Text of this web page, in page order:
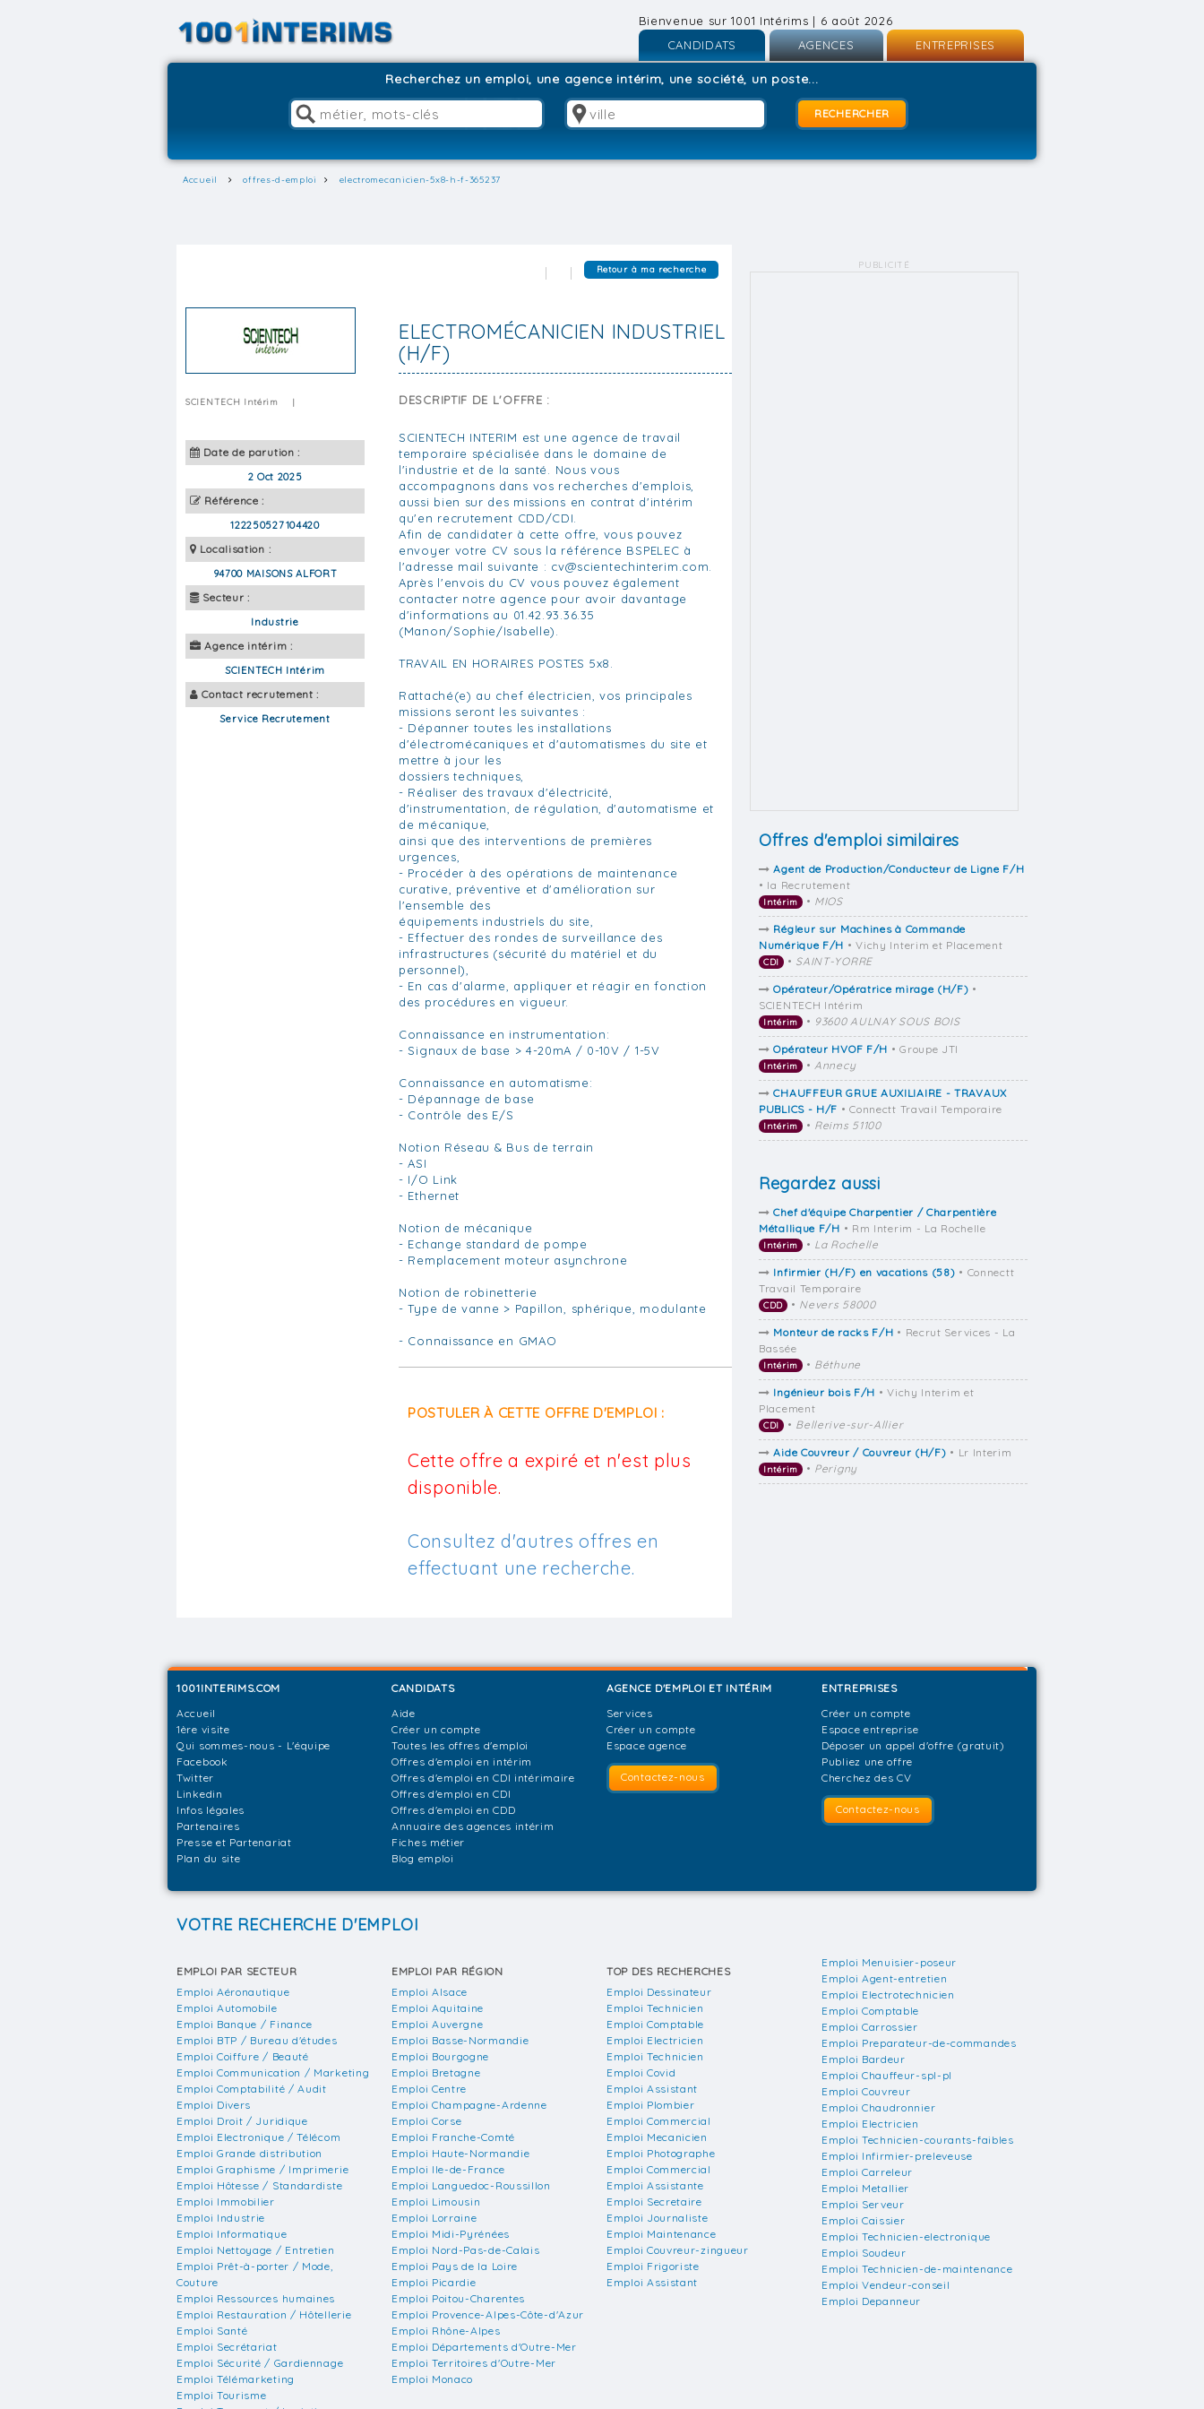
Bienvenue sur 1001 Intérims | 6 août 2026
CANDIDATS
Inscription
AGENCES
Inscription
Connexion
ENTREPRISES
Recherchez un emploi, une agence intérim, une société, un poste...
Accueil offres-d-emploi electromecanicien-5x8-h-f-365237
Retour à ma recherche
ELECTROMÉCANICIEN INDUSTRIEL
(H/F)
SCIENTECH Intérim |
Date de parution :
2 Oct 2025
Référence :
122250527104420
Localisation :
94700 MAISONS ALFORT
Secteur :
Industrie
Agence intérim :
SCIENTECH Intérim
Contact recrutement :
Service Recrutement
DESCRIPTIF DE L'OFFRE :
SCIENTECH INTERIM est une agence de travail
temporaire spécialisée dans le domaine de
l'industrie et de la santé. Nous vous
accompagnons dans vos recherches d'emplois,
aussi bien sur des missions en contrat d'intérim
qu'en recrutement CDD/CDI.
Afin de candidater à cette offre, vous pouvez
envoyer votre CV sous la référence BSPELEC à
l'adresse mail suivante : cv@scientechinterim.com
Après l'envois du CV vous pouvez également
contacter notre agence pour avoir davantage
d'informations au 01.42.93.36.35
(Manon/Sophie/Isabelle).
TRAVAIL EN HORAIRES POSTES 5x8.
Rattaché(e) au chef électricien, vos principales
missions seront les suivantes :
- Dépanner toutes les installations
d'électromécaniques et d'automatismes du site et
mettre à jour les
dossiers techniques,
- Réaliser des travaux d'électricité,
d'instrumentation, de régulation, d'automatisme et
de mécanique,
ainsi que des interventions de premières
urgences,
- Procéder à des opérations de maintenance
curative, préventive et d'amélioration sur
l'ensemble des
équipements industriels du site,
- Effectuer des rondes de surveillance des
infrastructures (sécurité du matériel et du
personnel),
- En cas d'alarme, appliquer et réagir en fonction
des procédures en vigueur.
Connaissance en instrumentation:
- Signaux de base > 4-20mA / 0-10V / 1-5V
Connaissance en automatisme:
- Dépannage de base
- Contrôle des E/S
Notion Réseau & Bus de terrain
- ASI
- I/O Link
- Ethernet
Notion de mécanique
- Echange standard de pompe
- Remplacement moteur asynchrone
Notion de robinetterie
- Type de vanne > Papillon, sphérique, modulante
- Connaissance en GMAO
POSTULER À CETTE OFFRE D'EMPLOI :
Cette offre a expiré et n'est plus
disponible.
Consultez d'autres offres en
effectuant une recherche.
PUBLICITÉ
Offres d'emploi similaires
Agent de Production/Conducteur de Ligne F/H
• Ia Recrutement
Intérim • MIOS
Régleur sur Machines à Commande
Numérique F/H • Vichy Interim et Placement
CDI • SAINT-YORRE
Opérateur/Opératrice mirage (H/F) •
SCIENTECH Intérim
Intérim • 93600 AULNAY SOUS BOIS
Opérateur HVOF F/H • Groupe JTI
Intérim •Annecy
CHAUFFEUR GRUE AUXILIAIRE - TRAVAUX
PUBLICS - H/F • Connectt Travail Temporaire
Intérim • Reims 51100
Regardez aussi
Chef d'équipe Charpentier / Charpentière
Métallique F/H • Rm Interim - La Rochelle
Intérim • La Rochelle
Infirmier (H/F) en vacations (58) • Connectt
Travail Temporaire
CDD • Nevers 58000
Monteur de racks F/H • Recrut Services - La
Bassée
Intérim • Béthune
Ingénieur bois F/H • Vichy Interim et
Placement
CDI • Bellerive-sur-Allier
Aide Couvreur / Couvreur (H/F) • Lr Interim
Intérim • Perigny
1001INTERIMS.COM
Accueil
1ère visite
Qui sommes-nous - L'équipe
Facebook
Twitter
Linkedin
Infos légales
Partenaires
Presse et Partenariat
Plan du site
CANDIDATS
Aide
Créer un compte
Toutes les offres d'emploi
Offres d'emploi en intérim
Offres d'emploi en CDI intérimaire
Offres d'emploi en CDI
Offres d'emploi en CDD
Annuaire des agences intérim
Fiches métier
Blog emploi
AGENCE D'EMPLOI ET INTÉRIM
Services
Créer un compte
Espace agence
Contactez-nous
ENTREPRISES
Créer un compte
Espace entreprise
Déposer un appel d'offre (gratuit)
Publiez une offre
Cherchez des CV
Contactez-nous
VOTRE RECHERCHE D'EMPLOI
EMPLOI PAR SECTEUR
Emploi Aéronautique
Emploi Automobile
Emploi Banque / Finance
Emploi BTP / Bureau d'études
Emploi Coiffure / Beauté
Emploi Communication / Marketing
Emploi Comptabilité / Audit
Emploi Divers
Emploi Droit / Juridique
Emploi Electronique / Télécom
Emploi Grande distribution
Emploi Graphisme / Imprimerie
Emploi Hôtesse / Standardiste
Emploi Immobilier
Emploi Industrie
Emploi Informatique
Emploi Nettoyage / Entretien
Emploi Prêt-à-porter / Mode,
Couture
Emploi Ressources humaines
Emploi Restauration / Hôtellerie
Emploi Santé
Emploi Secrétariat
Emploi Sécurité / Gardiennage
Emploi Télémarketing
Emploi Tourisme
EMPLOI PAR RÉGION
Emploi Alsace
Emploi Aquitaine
Emploi Auvergne
Emploi Basse-Normandie
Emploi Bourgogne
Emploi Bretagne
Emploi Centre
Emploi Champagne-Ardenne
Emploi Corse
Emploi Franche-Comté
Emploi Haute-Normandie
Emploi Ile-de-France
Emploi Languedoc-Roussillon
Emploi Limousin
Emploi Lorraine
Emploi Midi-Pyrénées
Emploi Nord-Pas-de-Calais
Emploi Pays de la Loire
Emploi Picardie
Emploi Poitou-Charentes
Emploi Provence-Alpes-Côte-d'Azur
Emploi Rhône-Alpes
Emploi Départements d'Outre-Mer
Emploi Territoires d'Outre-Mer
Emploi Monaco
TOP DES RECHERCHES
Emploi Dessinateur
Emploi Technicien
Emploi Comptable
Emploi Electricien
Emploi Technicien
Emploi Covid
Emploi Assistant
Emploi Plombier
Emploi Commercial
Emploi Mecanicien
Emploi Photographe
Emploi Commercial
Emploi Assistante
Emploi Secretaire
Emploi Journaliste
Emploi Maintenance
Emploi Couvreur-zingueur
Emploi Frigoriste
Emploi Assistant
Emploi Menuisier-poseur
Emploi Agent-entretien
Emploi Electrotechnicien
Emploi Comptable
Emploi Carrossier
Emploi Preparateur-de-commandes
Emploi Bardeur
Emploi Chauffeur-spl-pl
Emploi Couvreur
Emploi Chaudronnier
Emploi Electricien
Emploi Technicien-courants-faibles
Emploi Infirmier-preleveuse
Emploi Carreleur
Emploi Metallier
Emploi Serveur
Emploi Caissier
Emploi Technicien-electronique
Emploi Soudeur
Emploi Technicien-de-maintenance
Emploi Vendeur-conseil
Emploi Depanneur